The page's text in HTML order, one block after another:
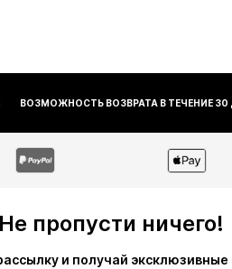
ВОЗМОЖНОСТЬ ВОЗВРАТА В ТЕЧЕНИЕ 30
Не пропусти ничего!
и получай